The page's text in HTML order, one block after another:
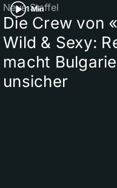
1 Min
Neue Staffel
Die Crew von
Wild & Sexy:
macht
unsicher